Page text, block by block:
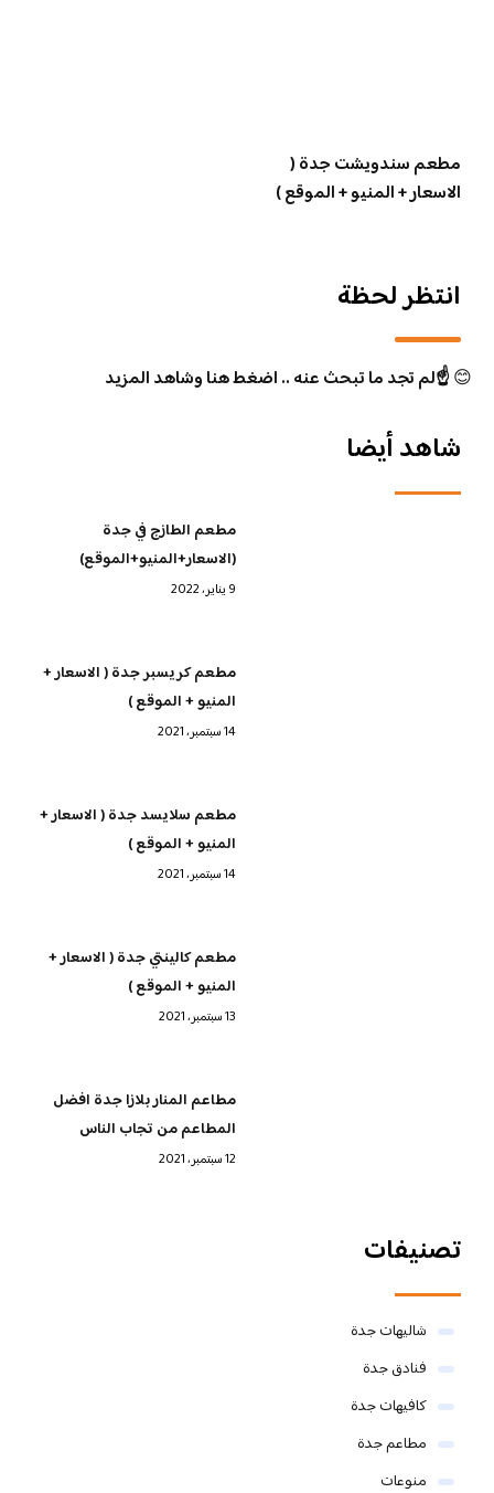
مطعم سندويشت جدة (
الاسعار + المنيو + الموقع )
انتظر لحظة
😊☝️لم تجد ما تبحث عنه .. اضغط هنا وشاهد المزيد
شاهد أيضا
مطعم الطازج في جدة
(الاسعار+المنيو+الموقع)
9 يناير، 2022
مطعم كريسبر جدة ( الاسعار +
المنيو + الموقع )
14 سبتمبر، 2021
مطعم سلايسد جدة ( الاسعار +
المنيو + الموقع )
14 سبتمبر، 2021
مطعم كالينتي جدة ( الاسعار +
المنيو + الموقع )
13 سبتمبر، 2021
مطاعم المنار بلازا جدة افضل
المطاعم من تجاب الناس
12 سبتمبر، 2021
تصنيفات
شاليهات جدة
فنادق جدة
كافيهات جدة
مطاعم جدة
منوعات